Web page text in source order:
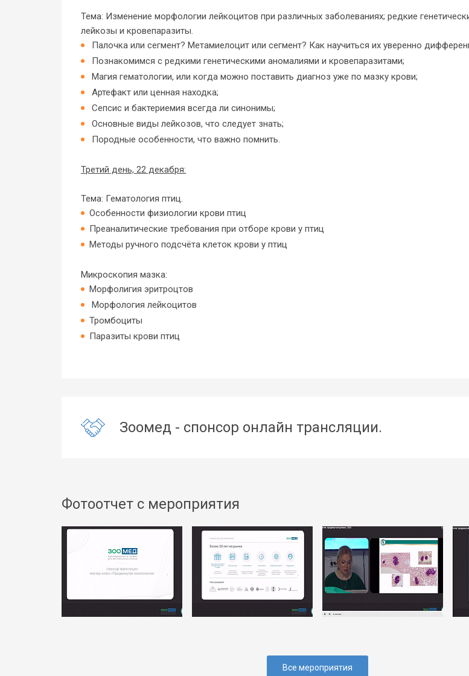
Тема: Изменение морфологии лейкоцитов при различных заболеваниях; редкие
лейкозы и кровепаразиты.
Палочка или сегмент? Метамиелоцит или сегмент? Как научиться их уверенно
Познакомимся с редкими генетическими аномалиями и кровепаразитами;
Магия гематологии, или когда можно поставить диагноз уже по мазку крови;
Артефакт или ценная находка;
Сепсис и бактериемия всегда ли синонимы;
Основные виды лейкозов, что следует знать;
Породные особенности, что важно помнить.
Третий день, 22 декабря:
Тема: Гематология птиц.
Особенности физиологии крови птиц
Преаналитические требования при отборе крови у птиц
Методы ручного подсчёта клеток крови у птиц
Микроскопия мазка:
Морфолигия эритроцтов
Морфология лейкоцитов
Тромбоциты
Паразиты крови птиц
Зоомед - спонсор онлайн трансляции.
Фотоотчет с мероприятия
Все мероприятия